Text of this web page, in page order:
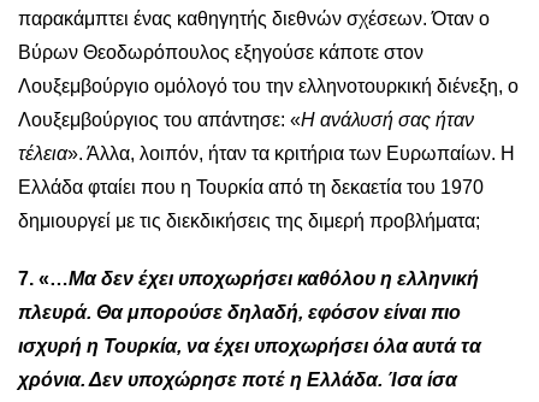
παρακάμπτει ένας καθηγητής διεθνών σχέσεων. Όταν ο
Βύρων Θεοδωρόπουλος εξηγούσε κάποτε στον
Λουξεμβούργιο ομόλογό του την ελληνοτουρκική διένεξη, ο
Λουξεμβούργιος του απάντησε: «Η ανάλυσή σας ήταν
τέλεια». Άλλα, λοιπόν, ήταν τα κριτήρια των Ευρωπαίων. Η
Ελλάδα φταίει που η Τουρκία από τη δεκαετία του 1970
δημιουργεί με τις διεκδικήσεις της διμερή προβλήματα;
7. «…Μα δεν έχει υποχωρήσει καθόλου η ελληνική
πλευρά. Θα μπορούσε δηλαδή, εφόσον είναι πιο
ισχυρή η Τουρκία, να έχει υποχωρήσει όλα αυτά τα
χρόνια. Δεν υποχώρησε ποτέ η Ελλάδα. Ίσα ίσα